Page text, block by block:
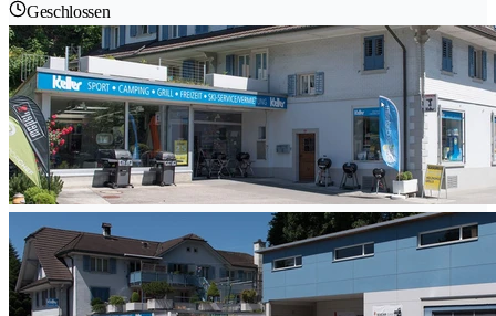
Geschlossen